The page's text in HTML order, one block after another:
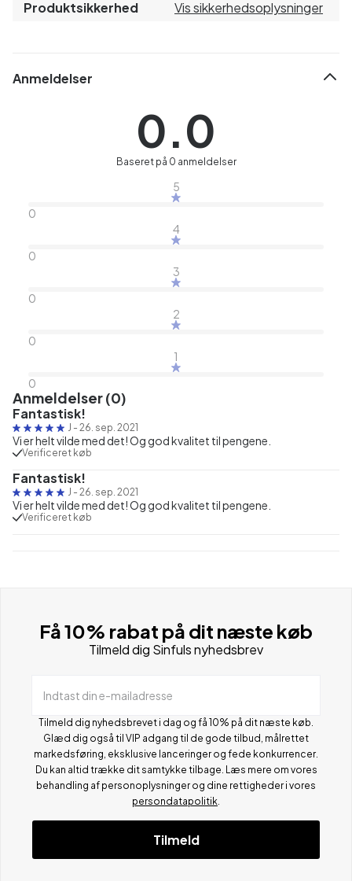
Produktsikkerhed Vis sikkerhedsoplysninger
Anmeldelser
0.0
Baseret på 0 anmeldelser
5
0
4
0
3
0
2
0
1
0
Anmeldelser (0)
Fantastisk!
J - 26. sep. 2021
Vi er helt vilde med det! Og god kvalitet til pengene.
Verificeret køb
Fantastisk!
J - 26. sep. 2021
Vi er helt vilde med det! Og god kvalitet til pengene.
Verificeret køb
Få 10% rabat på dit næste køb
Tilmeld dig Sinfuls nyhedsbrev
Indtast din e-mailadresse
Tilmeld dig nyhedsbrevet i dag og få 10% på dit næste køb.
Glæd dig også til VIP adgang til de gode tilbud, målrettet
markedsføring, eksklusive lanceringer og fede konkurrencer.
Du kan altid trække dit samtykke tilbage. Læs mere om vores
behandling af personoplysninger og dine rettigheder i vores
persondatapolitik
Tilmeld